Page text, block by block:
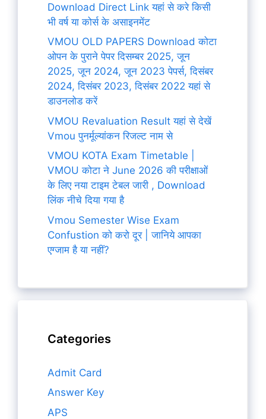
Download Direct Link यहां से करे किसी
भी वर्ष या कोर्स के असाइनमेंट
VMOU OLD PAPERS Download कोटा
ओपन के पुराने पेपर दिसम्बर 2025, जून
2025, जून 2024, जून 2023 पेपर्स, दिसंबर
2024, दिसंबर 2023, दिसंबर 2022 यहां से
डाउनलोड करें
VMOU Revaluation Result यहां से देखें
Vmou पुनर्मूल्यांकन रिजल्ट नाम से
VMOU KOTA Exam Timetable |
VMOU कोटा ने June 2026 की परीक्षाओं
के लिए नया टाइम टेबल जारी , Download
लिंक नीचे दिया गया है
Vmou Semester Wise Exam
Confustion को करो दूर | जानिये आपका
एग्जाम है या नहीं?
Categories
Admit Card
Answer Key
APS